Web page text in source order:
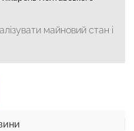
майновий стан і